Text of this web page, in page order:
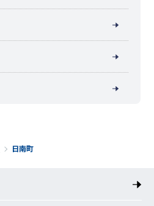
日南町